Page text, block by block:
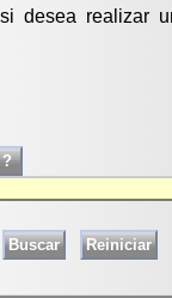
desea realizar